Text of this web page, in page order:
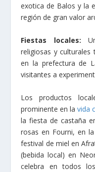
exotica de Balos y la
región de gran valor
Fiestas locales:
religiosas y
en la prefectura de
visitantes a
Los productos
prominente en lavida
la fiesta de castaña
rosas en Fourni, en
festival de miel en
(bebida local) en
celebra en todos